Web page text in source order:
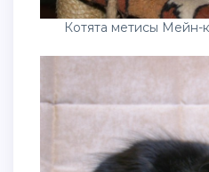
Котята метисы Мейн-